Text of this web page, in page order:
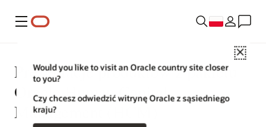
Menu
Close
Would you like to visit an Oracle country site closer
to you?
Czy chcesz odwiedzić witrynę Oracle z sąsiedniego
kraju?
Prezentacje produktów z pakietu
Oracle Human Capital
Management (HCM)